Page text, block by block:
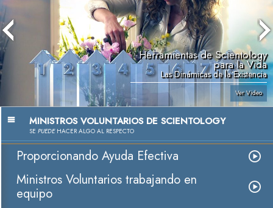
Herramientas de Scientology
para la Vida
Las Dinámicas de la Existencia
Ver Video
MINISTROS VOLUNTARIOS DE SCIENTOLOGY
SE PUEDEHACER ALGO AL RESPECTO
Proporcionando Ayuda Efectiva
Ministros Voluntarios trabajando en
equipo